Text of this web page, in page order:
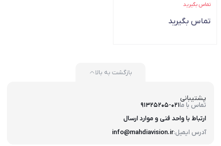
تماس بگیرید
تماس بگیرید
پشتیبانی
تماس با ما91325205-021
آدرس ایمیل:info@mahdiavision.ir
ارتباط با واحد فنی و موارد ارسال
بازگشت به بالا